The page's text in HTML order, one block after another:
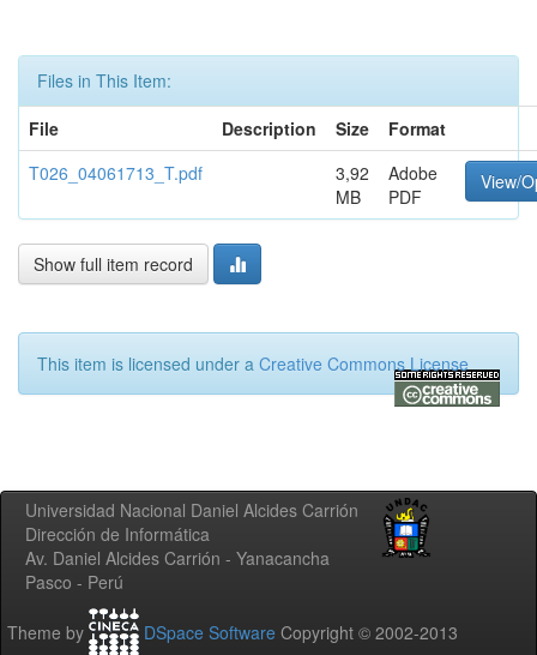
Files in This Item:
File
Description Size
Format
T026_04061713_T.pdf
3,92
MB
Adobe
PDF
View/
Show full item record
This item is licensed under a Creative Commons License
Universidad Nacional Daniel Alcides Carrión
Dirección de Informática
Av. Daniel Alcides Carrión - Yanacancha
Pasco - Perú
Theme by DSpace Software Copyright © 2002-2013